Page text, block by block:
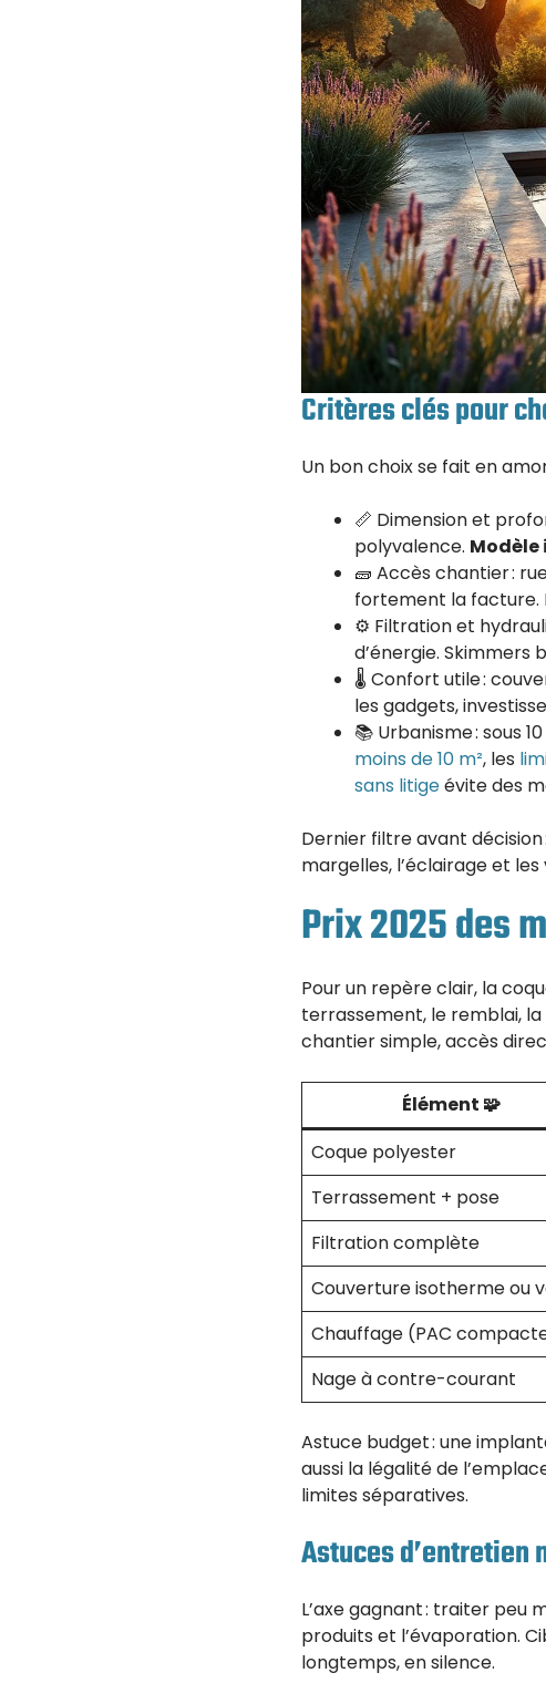
Critères clés pour
Un bon choix se fait en
📏 Dimension et
polyvalence. Modèle
🧱 Accès chantier :
fortement la facture.
⚙️ Filtration et
d’énergie. Skimmers
🌡️ Confort utile :
les gadgets,
📚 Urbanisme : sous
moins de 10 m², les
sans litigeévite des
Dernier filtre avant
margelles, l’éclairage et
Prix 2025 des
Pour un repère clair, la
terrassement, le remblai,
chantier simple, accès
Élément 🧩
Coque polyester
Terrassement + pose
Filtration complète
Couverture isotherme ou
Chauffage (PAC
Nage à contre-courant
Astuce budget : une
aussi la légalité de
limites séparatives.
Astuces
L’axe gagnant : traiter peu
produits et l’évaporation.
longtemps, en silence.